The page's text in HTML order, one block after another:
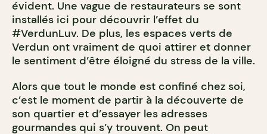
évident. Une vague de restaurateurs se sont
installés ici pour découvrir l’effet du
#VerdunLuv. De plus, les espaces verts de
Verdun ont vraiment de quoi attirer et donner
le sentiment d’être éloigné du stress de la ville.
Alors que tout le monde est confiné chez soi,
c’est le moment de partir à la découverte de
son quartier et d’essayer les adresses
gourmandes qui s’y trouvent. On peut